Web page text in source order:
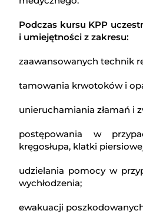
Podczas kursu KPP
i umiejętności z zakresu:
zaawansowanych technik
tamowania krwotoków i
unieruchamiania złamań i
postępowania w
kręgosłupa, klatki
udzielania pomocy w
wychłodzenia;
ewakuacji